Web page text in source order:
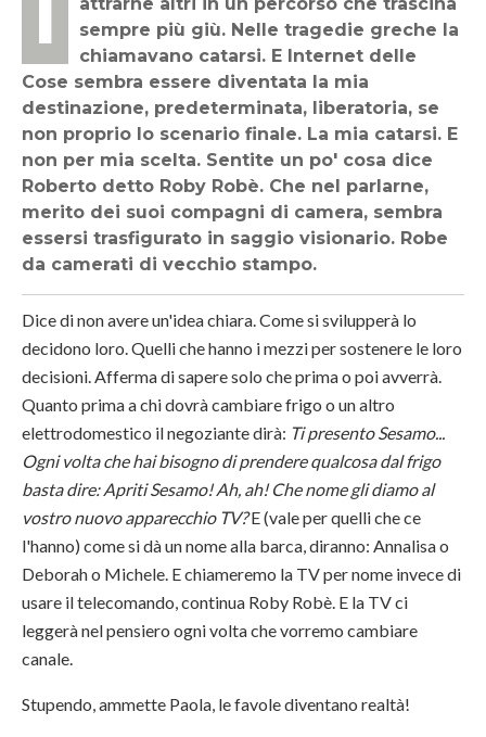
sempre più giù. Nelle tragedie greche la
chiamavano catarsi. E Internet delle
Cose sembra essere diventata la mia
destinazione, predeterminata, liberatoria, se
non proprio lo scenario finale. La mia catarsi. E
non per mia scelta. Sentite un po' cosa dice
Roberto detto Roby Robè. Che nel parlarne,
merito dei suoi compagni di camera, sembra
essersi trasfigurato in saggio visionario. Robe
da camerati di vecchio stampo.
Dice di non avere un'idea chiara. Come si svilupperà lo
decidono loro. Quelli che hanno i mezzi per sostenere le loro
decisioni. Afferma di sapere solo che prima o poi avverrà.
Quanto prima a chi dovrà cambiare frigo o un altro
elettrodomestico il negoziante dirà: Ti presento Sesamo...
Ogni volta che hai bisogno di prendere qualcosa dal frigo
basta dire: Apriti Sesamo! Ah, ah! Che nome gli diamo al
vostro nuovo apparecchio TV?E (vale per quelli che ce
l'hanno) come si dà un nome alla barca, diranno: Annalisa o
Deborah o Michele. E chiameremo la TV per nome invece di
usare il telecomando, continua Roby Robè. E la TV ci
leggerà nel pensiero ogni volta che vorremo cambiare
canale.
Stupendo, ammette Paola, le favole diventano realtà!